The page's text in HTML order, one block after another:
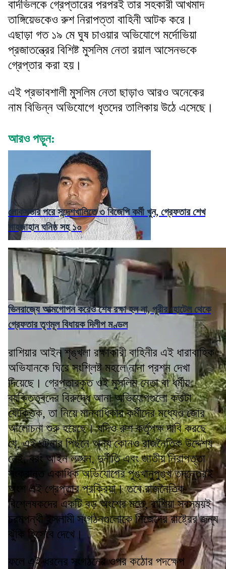
বার্দভিলকে গ্রেপ্তারের পরপরই তার সহকারী আখমাদ
তাঙ্গিয়েভকেও রুশ নিরাপত্তা বাহিনী আটক করে।
এছাড়া গত ১৯ মে ঘুষ চাওয়ার অভিযোগে মর্দোভিয়া
প্রজাতন্ত্রের বিশিষ্ট মুসলিম নেতা রয়াল আসেনভকে
গ্রেপ্তার করা হয়।
এই প্রভাবশালী মুসলিম নেতা ছাড়াও আরও অনেকের
নাম বিভিন্ন অভিযোগে ধৃতদের তালিকায় উঠে এসেছে।
আরও পড়ুন:
লোকসভার পরে সন্দেশখালিতে ৩ বিজেপি কর্মী খুন, গ্রেফতার শেখ
শাহজাহান ঘনিষ্ঠ সহ ১০
ভিনরাজ্যে আত্মগোপন করেও শেষ রক্ষা হল না, পুরীর হোটেল থেকে
গ্রেফতার তৃণমূল বিধায়ক দিলীপ মণ্ডল
রাশিয়ার আইন শৃঙ্খলা রক্ষাকারী বাহিনীর এই ধারাবাহিক
অভিযানকে ঘিরে সংশ্লিষ্ট মহলে নানা প্রশ্ন দেখা
দিয়েছে। গ্রেপ্তারকৃত ওই মুসলিম নেতা বা ধর্মীয়
ব্যক্তিত্বদের বিরুদ্ধে আনা অভিযোগগুলো কতটা
যৌক্তিক, তা নিয়ে মানবাধিকার কর্মীদের মধ্যেও জোর
আলোচনা শুরু হয়েছে। যদিও রুশ কর্তৃপক্ষ দাবি করছে
যে, এই ঘটনার পিছনে অন্য কোনও রাজনৈতিক উদ্দেশ্য
নেই, বরং আইন লঙ্ঘন, দুর্নীতি এবং জাতীয় নিরাপত্তা
সংক্রান্ত একাধিক অভিযোগের পুঙ্খানুপুঙ্খ তদন্তেরই
অংশ এই গ্রেপ্তার প্রক্রিয়া। তবে রাজনৈতিক
বিশ্লেষকদের একটি বড় অংশের মতে, রাশিয়া সবসময়ই
চরমপন্থী ইসলামী সংগঠনগুলোকে নিজেদের রাষ্ট্রের জন্য
ঝুঁকি হিসেবে দেখে।
ফলে এই ধরনের সংগঠনের ওপর কঠোর পদক্ষেপ